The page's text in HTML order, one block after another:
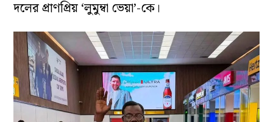
দলের প্রাণপ্রিয় ‘লুমুম্বা ভেয়া’-কে।